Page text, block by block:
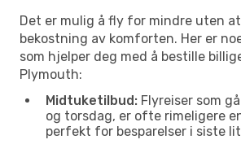
Det er mulig å fly for mindre uten
bekostning av komforten. Her er
som hjelper deg med å bestille
Plymouth:
Midtuketilbud: Flyreiser som
og torsdag, er ofte rimeligere
perfekt for besparelser i siste